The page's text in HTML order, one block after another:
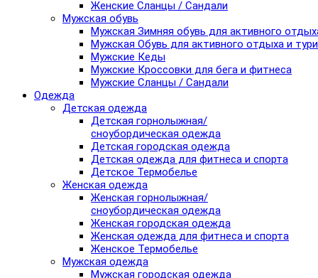
Женские Сланцы / Сандали
Мужская обувь
Мужская Зимняя обувь для активного
Мужская Обувь для активного отдыха и
Мужские Кеды
Мужские Кроссовки для бега и фитнеса
Мужские Сланцы / Сандали
Одежда
Детская одежда
Детская горнолыжная/
сноубордическая одежда
Детская городская одежда
Детская одежда для фитнеса и спорта
Детское Термобелье
Женская одежда
Женская горнолыжная/
сноубордическая одежда
Женская городская одежда
Женская одежда для фитнеса и спорта
Женское Термобелье
Мужская одежда
Мужская городская одежда